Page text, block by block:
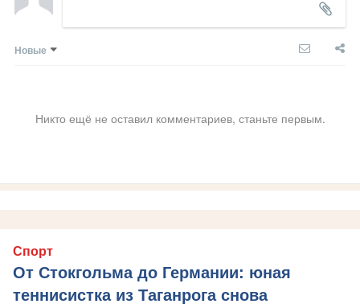
Новые
Никто ещё не оставил комментариев, станьте первым.
Спорт
От Стокгольма до Германии: юная
теннисистка из Таганрога снова